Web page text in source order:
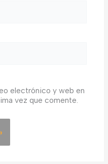
electrónico y web en
vez que comente.